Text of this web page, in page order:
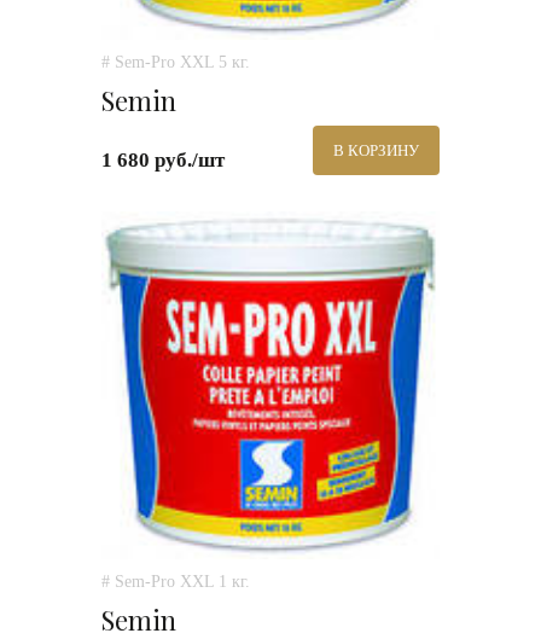
# Sem-Pro XXL 5 кг.
Semin
1 680 руб./шт В КОРЗИНУ
# Sem-Pro XXL 1 кг.
Semin